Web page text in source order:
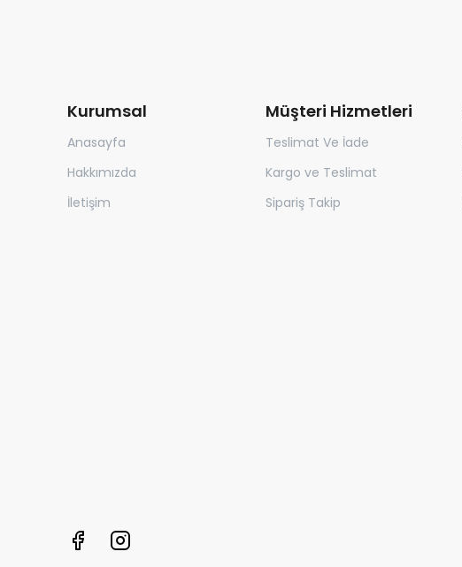
Kurumsal
Anasayfa
Hakkımızda
İletişim
Müşteri Hizmetleri
Teslimat Ve İade
Kargo ve Teslimat
Sipariş Takip